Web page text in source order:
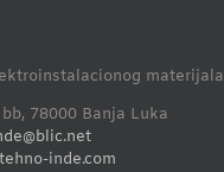
materijala
78000 Banja Luka
inde.com